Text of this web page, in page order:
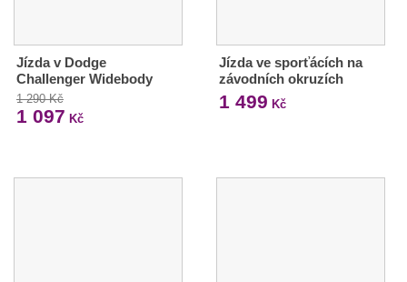
Jízda v Dodge
Challenger Widebody
1 290 Kč
1 097 Kč
Jízda ve sporťácích na
závodních okruzích
1 499 Kč